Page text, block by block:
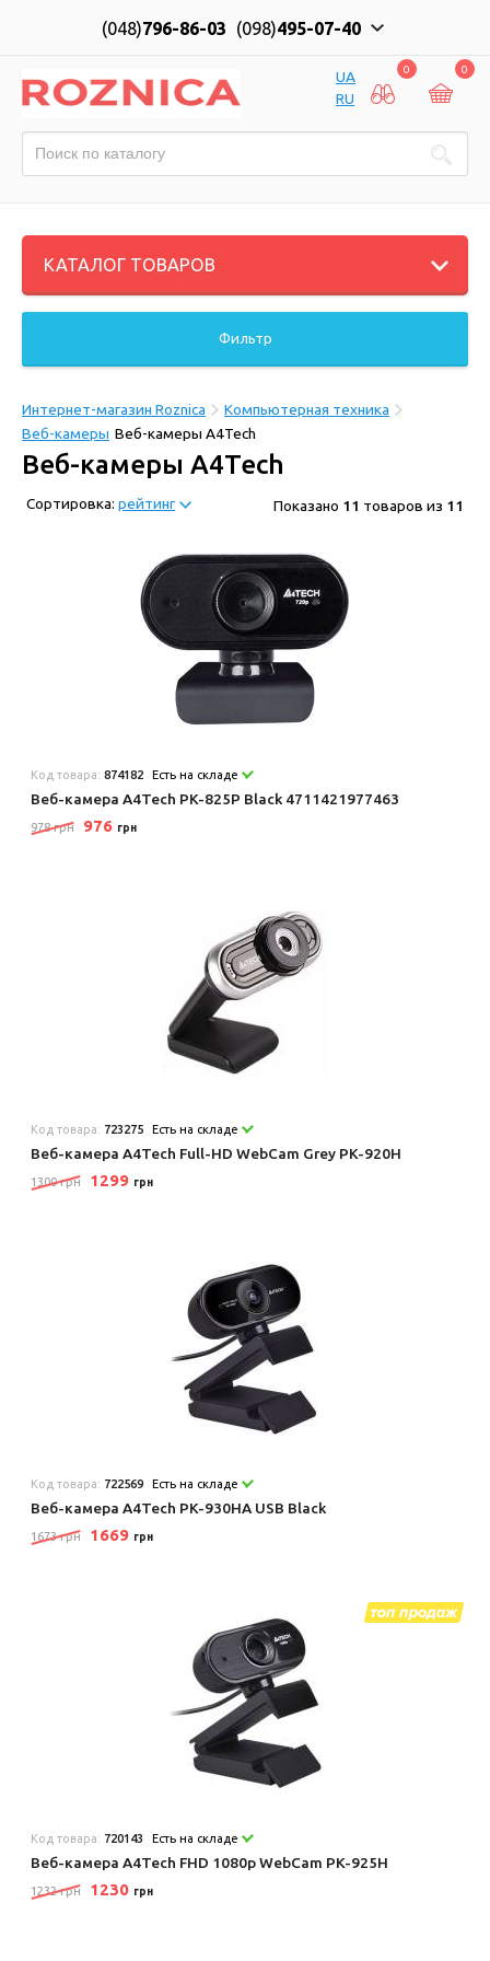
(048)796-86-03 (098)495-07-40
UA
RU
0 0
КАТАЛОГ ТОВАРОВ
Фильтр
Интернет-магазин Roznica
Компьютерная техника
Веб-камеры Веб-камеры A4Tech
Веб-камеры A4Tech
Сортировка: рейтинг Показано 11 товаров из 11
Код товара:874182 Есть на складе
Веб-камера A4Tech PK-825P Black 4711421977463
978 грн 976 грн
Код товара: 723275 Есть на складе
Веб-камера A4Tech Full-HD WebCam Grey PK-920H
1300 грн 1299 грн
Код товара: 722569 Есть на складе
Веб-камера A4Tech PK-930HA USB Black
1673 грн 1669 грн
Код товара: 720143 Есть на складе
Веб-камера A4Tech FHD 1080p WebCam PK-925H
1232 грн 1230 грн